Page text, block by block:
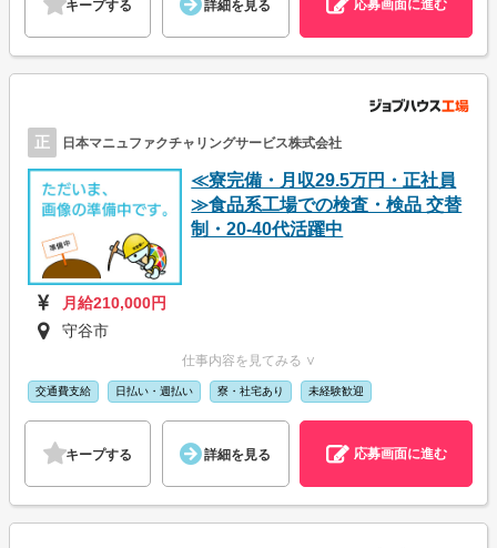
キープする 詳細を見る 応募画面に進む
正 日本マニュファクチャリングサービス株式会社
≪寮完備・月収29.5万円・正社員
≫食品系工場での検査・検品 交替
制・20-40代活躍中
月給210,000円
守谷市
仕事内容を見てみる ∨
交通費支給 日払い・週払い 寮・社宅あり 未経験歓迎
キープする 詳細を見る 応募画面に進む